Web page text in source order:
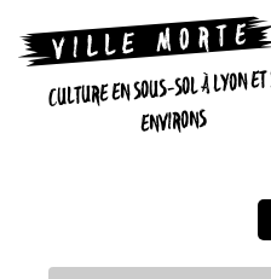
CULTURE EN SOUS-SOL À LYON
ENVIRONS